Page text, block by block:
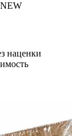
наценки